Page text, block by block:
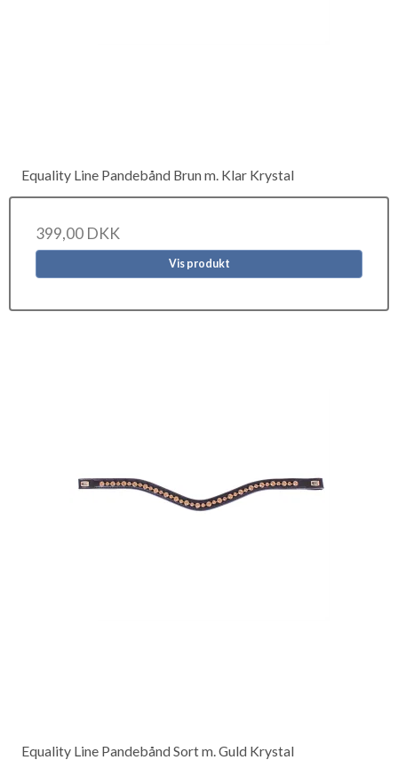
Equality Line Pandebånd Brun m. Klar Krystal
399,00 DKK
Vis produkt
Equality Line Pandebånd Sort m. Guld Krystal